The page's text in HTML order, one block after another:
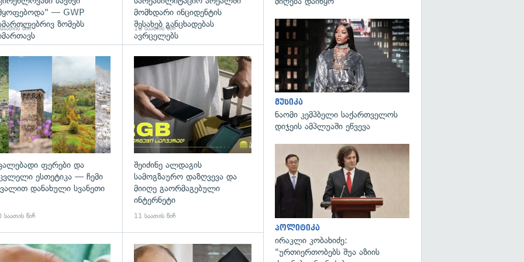
— GWP
ზომებს
წინ
მომხდარი ინციდენტის
შესახებ განცხადებას
ავრცელებს
10 საათის წინ
გადახედვა
ფერები და
ესთეტიკა — ჩემი
დანახული სვანეთი
საათის წინ
შეიძინე ალდაგის
სამოგზაურო დაზღვევა და
მიიღე გაორმაგებული
ინტერნეტი
11 საათის წინ
გადახედვა გადახედვა
მუსიკა
ნაომი კემპბელი საქართველოს
დიჯეის ამპლუაში ეწვევა
პოლიტიკა
ირაკლი კობახიძე:
"ურთიერთობებს შუა აზიის